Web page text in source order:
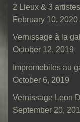
2 Lieux & 3
February 10, 2020
Vernissage à la
October 12, 2019
Impromobiles au
October 6, 2019
Vernissage Leon
September 20,